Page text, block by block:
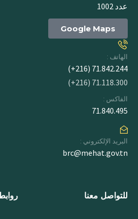
عدد 1002
Google Maps
الهاتف :
71.842.244 (216+)
71.118.300 (216+)
الفاكس :
71.840.495
البريد الإلكتروني :
brc@mehat.gov.tn
للتواصل معنا